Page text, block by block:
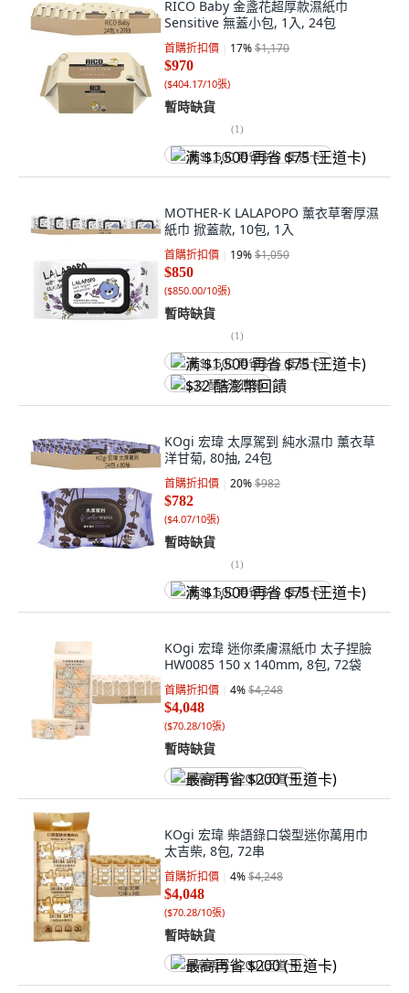
RICO Baby 金盞花超厚款濕紙巾
Sensitive 無蓋小包, 1入, 24包
首購折扣價 17%$1,170
$970
($404.17/10張)
暫時缺貨
(1)
满 $1,500 再省 $75 (王道卡)
MOTHER-K LALAPOPO 薰衣草奢厚濕
紙巾 掀蓋款, 10包, 1入
首購折扣價 19%$1,050
$850
($850.00/10張)
暫時缺貨
(1)
满 $1,500 再省 $75 (王道卡)
$32 酷澎幣回饋
KOgi 宏瑋 太厚駕到 純水濕巾 薰衣草
洋甘菊, 80抽, 24包
首購折扣價 20%$982
$782
($4.07/10張)
暫時缺貨
(1)
满 $1,500 再省 $75 (王道卡)
KOgi 宏瑋 迷你柔膚濕紙巾 太子捏臉
HW0085 150 x 140mm, 8包, 72袋
首購折扣價 4%$4,248
$4,048
($70.28/10張)
暫時缺貨
最高再省 $200 (王道卡)
KOgi 宏瑋 柴語錄口袋型迷你萬用巾
太吉柴, 8包, 72串
首購折扣價 4%$4,248
$4,048
($70.28/10張)
暫時缺貨
最高再省 $200 (王道卡)